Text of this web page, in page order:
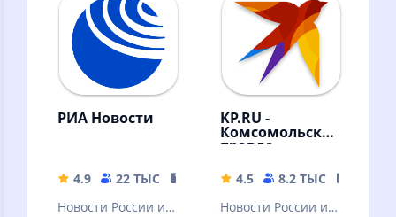
РИА Новости
4.9 22 ТЫС
23.82 MB
Новости России и
KP.RU -
Комсомольская
правда.
новости
страны
4.5 8.2 ТЫС
Новости России и